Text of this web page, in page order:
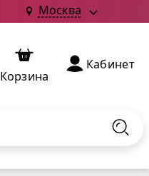
Москва
Корзина
Кабинет